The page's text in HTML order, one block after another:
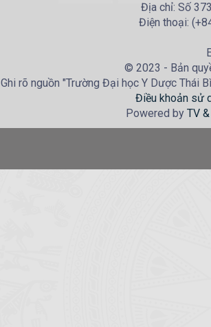
Địa chỉ: Số
Điện thoại:
© 2023 - Bản
Ghi rõ nguồn "Trường Đại học Y Dược Thái
Điều khoản sử
Powered by TV